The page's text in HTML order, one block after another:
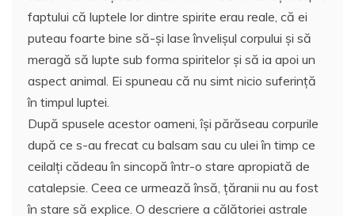
faptului că luptele lor dintre spirite erau reale, că ei
puteau foarte bine să-şi lase învelişul corpului şi să
meragă să lupte sub forma spiritelor şi să ia apoi un
aspect animal. Ei spuneau că nu simt nicio suferinţă
în timpul luptei.
După spusele acestor oameni, îşi părăseau corpurile
după ce s-au frecat cu balsam sau cu ulei în timp ce
ceilalţi cădeau în sincopă într-o stare apropiată de
catalepsie. Ceea ce urmează însă, ţăranii nu au fost
în stare să explice. O descriere a călătoriei astrale